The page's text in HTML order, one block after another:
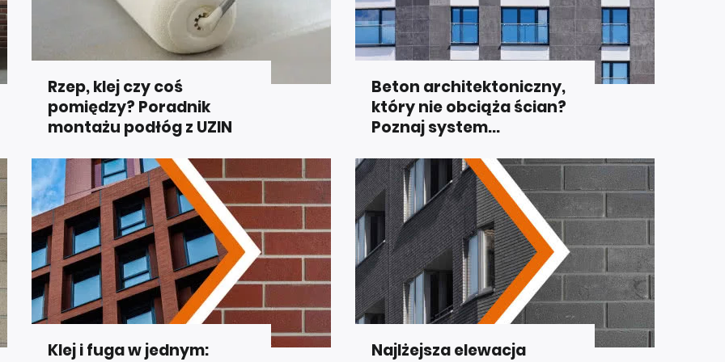
Rzep, klej czy coś
pomiędzy? Poradnik
montażu podłóg z UZIN
Beton architektoniczny,
który nie obciąża ścian?
Poznaj system...
Klej i fuga w jednym:
Najlżejsza elewacja